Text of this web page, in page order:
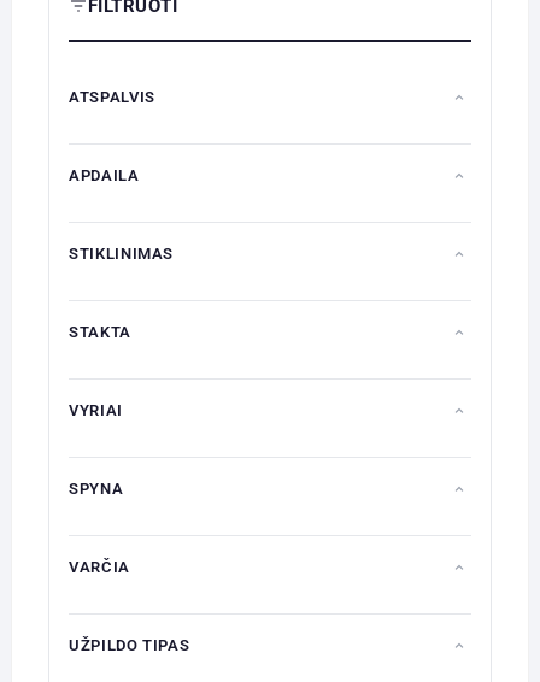
FILTRUOTI
ATSPALVIS
APDAILA
STIKLINIMAS
STAKTA
VYRIAI
SPYNA
VARČIA
UŽPILDO TIPAS